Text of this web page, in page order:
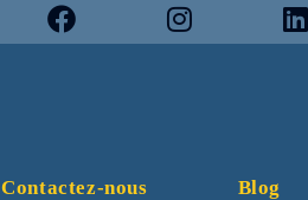
Contactez-nous Blog